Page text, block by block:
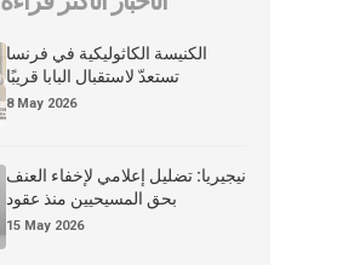
الكنيسة الكاثوليكية في فرنسا
تستعدّ لاستقبال البابا قريبًا
8 May 2026
نيجيريا: تضليل إعلامي لإخفاء العنف
بحق المسيحيين منذ عقود
15 May 2026